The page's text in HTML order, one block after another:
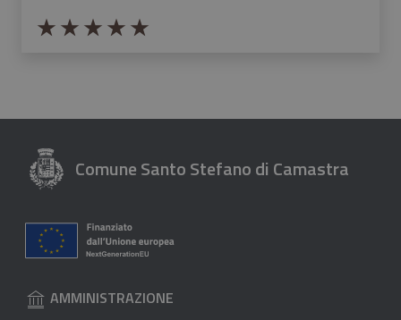
Valuta da 1 a 5 stelle la pagina
Comune Santo Stefano di Camastra
AMMINISTRAZIONE